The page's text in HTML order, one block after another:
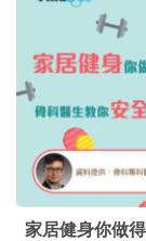
家居健身你做